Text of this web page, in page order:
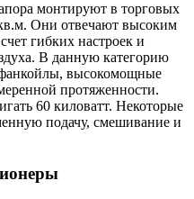
монтируют в торговых
Они отвечают высоким
гибких настроек и
В данную категорию
фанкойлы, высокомощные
протяженности.
60 киловатт. Некоторые
подачу, смешивание и